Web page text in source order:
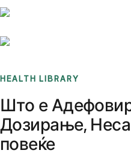
HEALTH LIBRARY
Што е
Дозирање,
повеќе